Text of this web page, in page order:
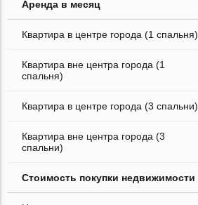
Аренда в месяц
Квартира в центре города (1 спальня)
Квартира вне центра города (1
спальня)
Квартира в центре города (3 спальни)
Квартира вне центра города (3
спальни)
Стоимость покупки недвижимости